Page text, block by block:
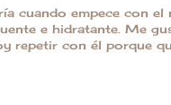
cuando empece con el
e hidratante. Me
repetir con él porque